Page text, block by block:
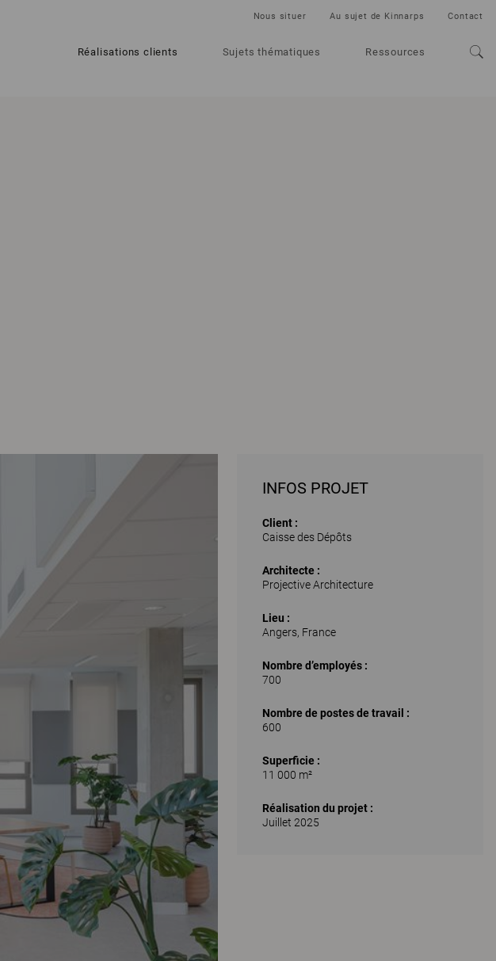
Réalisations clients Sujets thématiques Ressources
Nous situer Au sujet de Kinnarps Contact
INFOS PROJET
Client :
Caisse des Dépôts
Architecte :
Projective Architecture
Lieu :
Angers, France
Nombre d’employés :
700
Nombre de postes de travail :
600
Superficie :
11 000 m²
Réalisation du projet :
Juillet 2025